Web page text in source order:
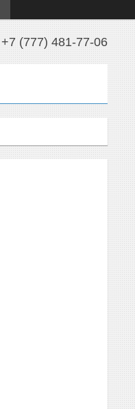
+7 (777) 481-77-06